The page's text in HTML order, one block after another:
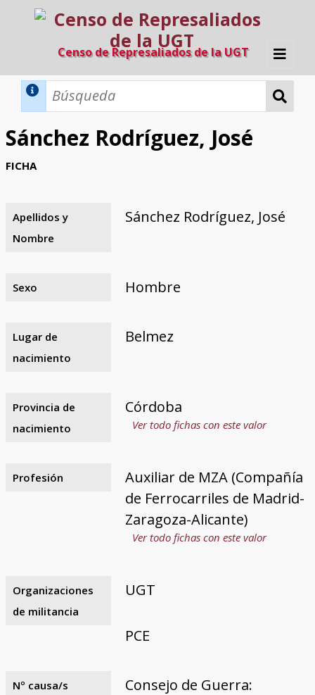
Censo de Represaliados de la UGT
Inicio
Búsqueda Dinámica
Búsqueda Avanzada
Razones y objetivos
El equipo
Colaboradores
Fuentes documentales
Sánchez Rodríguez, José
FICHA
Apellidos y
Nombre
Sánchez Rodríguez, José
Sexo Hombre
Lugar de
nacimiento
Belmez
Provincia de
nacimiento
Córdoba
Ver todo fichas con este valor
Profesión
Auxiliar de MZA (Compañía
de Ferrocarriles de Madrid-
Zaragoza-Alicante)
Ver todo fichas con este valor
Organizaciones
de militancia
UGT
PCE
Nº causa/s
Consejo de Guerra: